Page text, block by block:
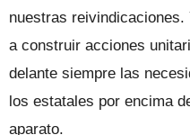
nuestras
a construir acciones
delante siempre las
los estatales por encima
aparato.